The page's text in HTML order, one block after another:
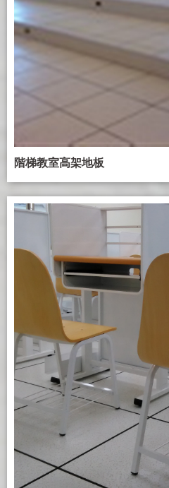
階梯教室高架地板